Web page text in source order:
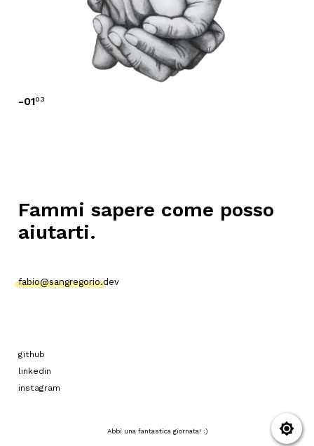
-0103
Fammi sapere come posso
aiutarti.
fabio@sangregorio.dev
Abbi una fantastica giornata! :)
github
linkedin
instagram